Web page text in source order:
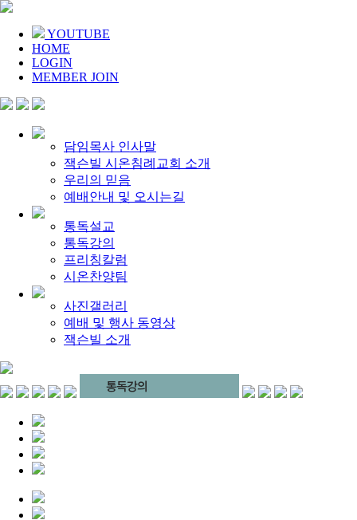
YOUTUBE
HOME
LOGIN
MEMBER JOIN
담임목사 인사말
잭슨빌 시온침례교회 소개
우리의 믿음
예배안내 및 오시는길
통독설교
통독강의
프리칭칼럼
시온찬양팀
사진갤러리
예배 및 행사 동영상
잭슨빌 소개